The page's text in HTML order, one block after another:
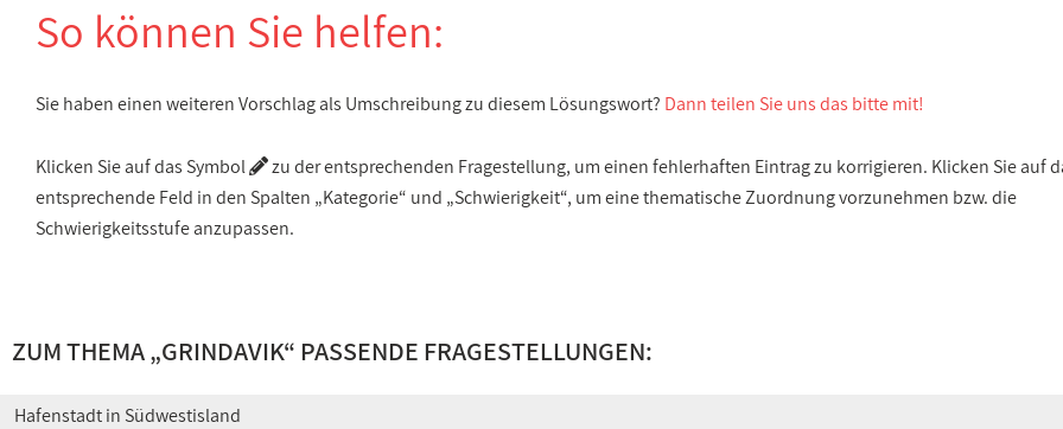
So können Sie helfen:
Sie haben einen weiteren Vorschlag als Umschreibung zu diesem Lösungswort? Dann teilen Sie uns das bitte mit!
Klicken Sie auf das Symbol
zu der entsprechenden Fragestellung, um einen fehlerhaften Eintrag zu korrigieren. Klicken Sie auf
entsprechende Feld in den Spalten „Kategorie“ und „Schwierigkeit“, um eine thematische Zuordnung vorzunehmen bzw. die
Schwierigkeitsstufe anzupassen.
ZUM THEMA „GRINDAVIK“ PASSENDE FRAGESTELLUNGEN:
Hafenstadt in Südwestisland